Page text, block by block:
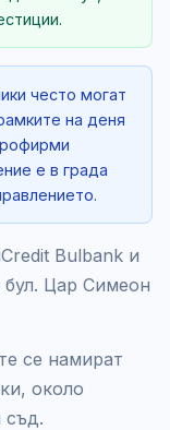
често могат
на деня
е в града
Bulbank и
Цар Симеон
се намират
около
съд.